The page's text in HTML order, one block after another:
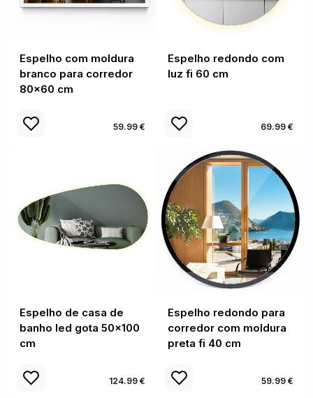
Espelho com moldura
branco para corredor
80x60 cm
59.99 €
Espelho redondo com
luz fi 60 cm
69.99 €
Espelho de casa de
banho led gota 50x100
cm
124.99 €
Espelho redondo para
corredor com moldura
preta fi 40 cm
59.99 €